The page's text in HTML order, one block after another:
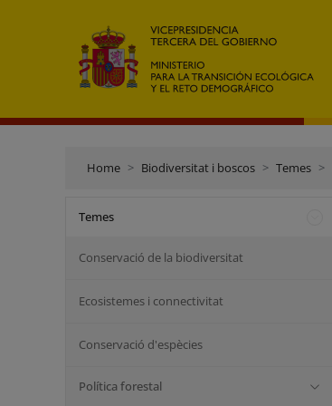
Home Biodiversitat i boscos Temes
Temes
Conservació de la biodiversitat
Ecosistemes i connectivitat
Conservació d'espècies
Política forestal